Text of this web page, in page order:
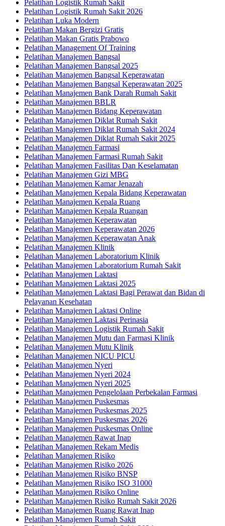
Pelatihan Logistik Rumah Sakit
Pelatihan Logistik Rumah Sakit 2026
Pelatihan Luka Modern
Pelatihan Makan Bergizi Gratis
Pelatihan Makan Gratis Prabowo
Pelatihan Management Of Training
Pelatihan Manajemen Bangsal
Pelatihan Manajemen Bangsal 2025
Pelatihan Manajemen Bangsal Keperawatan
Pelatihan Manajemen Bangsal Keperawatan 2025
Pelatihan Manajemen Bank Darah Rumah Sakit
Pelatihan Manajemen BBLR
Pelatihan Manajemen Bidang Keperawatan
Pelatihan Manajemen Diklat Rumah Sakit
Pelatihan Manajemen Diklat Rumah Sakit 2024
Pelatihan Manajemen Diklat Rumah Sakit 2025
Pelatihan Manajemen Farmasi
Pelatihan Manajemen Farmasi Rumah Sakit
Pelatihan Manajemen Fasilitas Dan Keselamatan
Pelatihan Manajemen Gizi MBG
Pelatihan Manajemen Kamar Jenazah
Pelatihan Manajemen Kepala Bidang Keperawatan
Pelatihan Manajemen Kepala Ruang
Pelatihan Manajemen Kepala Ruangan
Pelatihan Manajemen Keperawatan
Pelatihan Manajemen Keperawatan 2026
Pelatihan Manajemen Keperawatan Anak
Pelatihan Manajemen Klinik
Pelatihan Manajemen Laboratorium Klinik
Pelatihan Manajemen Laboratorium Rumah Sakit
Pelatihan Manajemen Laktasi
Pelatihan Manajemen Laktasi 2025
Pelatihan Manajemen Laktasi Bagi Perawat dan Bidan di
Pelayanan Kesehatan
Pelatihan Manajemen Laktasi Online
Pelatihan Manajemen Laktasi Perinasia
Pelatihan Manajemen Logistik Rumah Sakit
Pelatihan Manajemen Mutu dan Farmasi Klinik
Pelatihan Manajemen Mutu Klinik
Pelatihan Manajemen NICU PICU
Pelatihan Manajemen Nyeri
Pelatihan Manajemen Nyeri 2024
Pelatihan Manajemen Nyeri 2025
Pelatihan Manajemen Pengelolaan Perbekalan Farmasi
Pelatihan Manajemen Puskesmas
Pelatihan Manajemen Puskesmas 2025
Pelatihan Manajemen Puskesmas 2026
Pelatihan Manajemen Puskesmas Online
Pelatihan Manajemen Rawat Inap
Pelatihan Manajemen Rekam Medis
Pelatihan Manajemen Risiko
Pelatihan Manajemen Risiko 2026
Pelatihan Manajemen Risiko BNSP
Pelatihan Manajemen Risiko ISO 31000
Pelatihan Manajemen Risiko Online
Pelatihan Manajemen Risiko Rumah Sakit 2026
Pelatihan Manajemen Ruang Rawat Inap
Pelatihan Manajemen Rumah Sakit